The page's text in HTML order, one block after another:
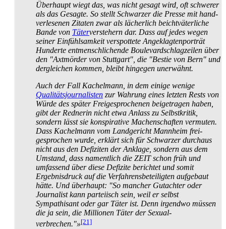
Überhaupt wiegt das, was nicht gesagt wird, oft schwerer
als das Gesagte. So stellt Schwarzer die Presse mit hand­
verlesenen Zitaten zwar als lächerlich beicht­väterliche
Bande von Täter­verstehern dar. Dass auf jedes wegen
seiner Einfühlsamkeit verspottete Angeklagten­porträt
Hunderte entmenschlichende Boulevard­schlagzeilen über
den "Axtmörder von Stuttgart", die "Bestie von Bern" und
der­gleichen kommen, bleibt hingegen unerwähnt.
Auch der Fall Kachelmann, in dem einige wenige
Qualitäts­journalisten zur Wahrung eines letzten Rests von
Würde des später Frei­gesprochenen beigetragen haben,
gibt der Rednerin nicht etwa Anlass zu Selbstkritik,
sondern lässt sie konspirative Machen­schaften vermuten.
Dass Kachelmann vom Landgericht Mannheim frei­
gesprochen wurde, erklärt sich für Schwarzer durchaus
nicht aus den Defiziten der Anklage, sondern aus dem
Umstand, dass namentlich die ZEIT schon früh und
umfassend über diese Defizite berichtet und somit
Ergebnis­druck auf die Verfahrens­beteiligten aufgebaut
hätte. Und überhaupt: "So mancher Gutachter oder
Journalist kann parteiisch sein, weil er selbst
Sympathisant oder gar Täter ist. Denn irgendwo müssen
die ja sein, die Millionen Täter der Sexual­
verbrechen."»[21]